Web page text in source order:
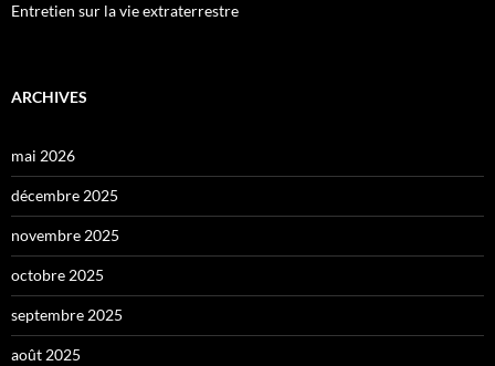
Entretien sur la vie extraterrestre
ARCHIVES
mai 2026
décembre 2025
novembre 2025
octobre 2025
septembre 2025
août 2025